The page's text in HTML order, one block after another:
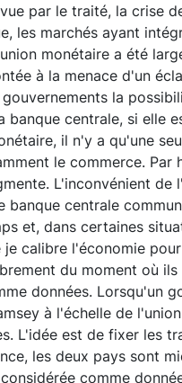
par le traité, la crise
les marchés ayant
monétaire a été
à la menace d'un
la
banque centrale, si
il n'y a qu'une
le commerce.
L'inconvénient
banque centrale
et, dans certaines
calibre l'économie
du moment où
données. Lorsqu'un
à l'échelle de
L'idée est de fixer les
les deux pays sont
comme